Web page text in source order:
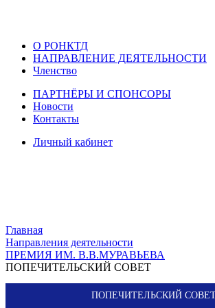
О РОНКТД
НАПРАВЛЕНИЕ ДЕЯТЕЛЬНОСТИ
Членство
ПАРТНЁРЫ И СПОНСОРЫ
Новости
Контакты
Личный кабинет
Главная
Направления деятельности
ПРЕМИЯ ИМ. В.В.МУРАВЬЕВА
ПОПЕЧИТЕЛЬСКИЙ СОВЕТ
ПОПЕЧИТЕЛЬСКИЙ